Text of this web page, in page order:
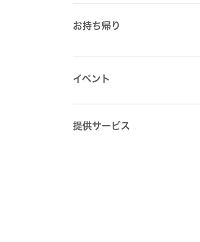
お持ち帰り
イベント
提供サービス